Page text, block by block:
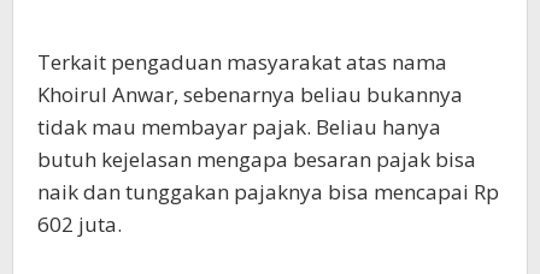
Terkait pengaduan masyarakat atas nama
Khoirul Anwar, sebenarnya beliau bukannya
tidak mau membayar pajak. Beliau hanya
butuh kejelasan mengapa besaran pajak bisa
naik dan tunggakan pajaknya bisa mencapai Rp
602 juta.